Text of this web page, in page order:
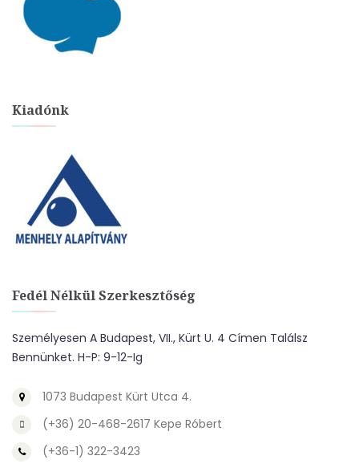
Kiadónk
Fedél Nélkül Szerkesztőség
Személyesen A Budapest, VII., Kürt U. 4 Címen Találsz
Bennünket. H-P: 9-12-Ig
1073 Budapest Kürt Utca 4.
(+36) 20-468-2617 Kepe Róbert
(+36-1) 322-3423